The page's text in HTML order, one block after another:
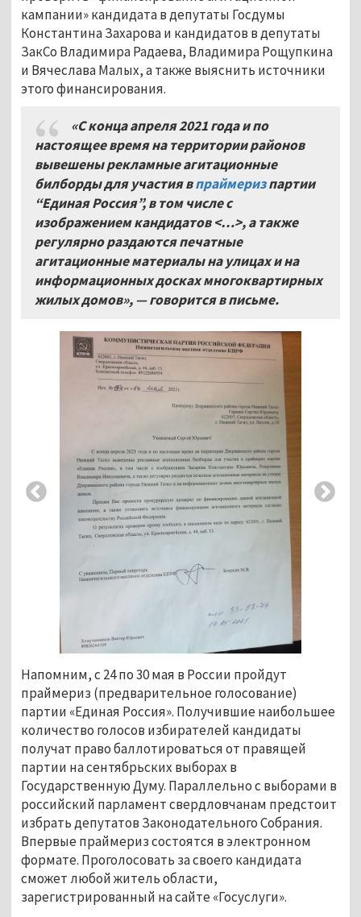
кампании» кандидата в депутаты Госдумы
Константина Захарова и кандидатов в депутаты
ЗакСо Владимира Радаева, Владимира Рощупкина
и Вячеслава Малых, а также выяснить источники
этого финансирования.
«С конца апреля 2021 года и по
настоящее время на территории районов
вывешены рекламные агитационные
билборды для участия впраймеризпартии
“Единая Россия”, в том числе с
изображением кандидатов <…>, а также
регулярно раздаются печатные
агитационные материалы на улицах и на
информационных досках многоквартирных
жилых домов», — говорится в письме.
Напомним, с 24 по 30 мая в России пройдут
праймериз (предварительное голосование)
партии «Единая Россия». Получившие наибольшее
количество голосов избирателей кандидаты
получат право баллотироваться от правящей
партии на сентябрьских выборах в
Государственную Думу. Параллельно с выборами в
российский парламент свердловчанам предстоит
избрать депутатов Законодательного Собрания.
Впервые праймериз состоятся в электронном
формате. Проголосовать за своего кандидата
сможет любой житель области,
зарегистрированный на сайте «Госуслуги».